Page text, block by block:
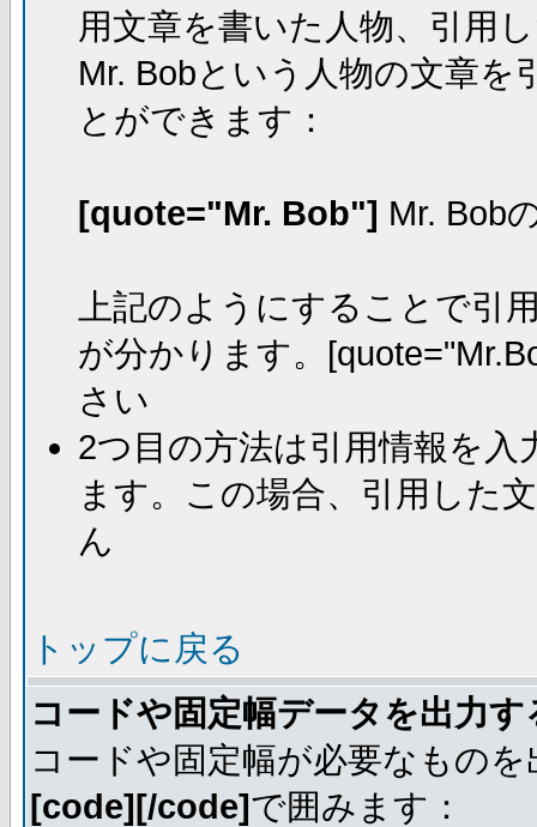
用文章を書いた人物、引用
Mr. Bobという人物の文章
とができます：
[quote="Mr. Bob"] Mr. Bob
上記のようにすることで引
が分かります。
さい
2つ目の方法は引用情報を入
ます。この場合、引用した
ん
トップに戻る
コードや固定幅データを出力す
コードや固定幅が必要なもの
[code][/code]で囲みます：